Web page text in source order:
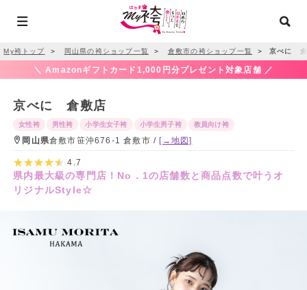
My袴トップ ＞ 岡山県の袴ショップ一覧 ＞ 倉敷市の袴ショップ一覧 ＞ 京べに
＼ Amazonギフトカード1,000円分プレゼント対象店舗 ／
京べに 倉敷店
女性袴 男性袴 小学生女子袴 小学生男子袴 教員向け袴
岡山県倉敷市笹沖676-1 倉敷市 /[→地図]
4.7
県内最大級の専門店！No．1の店舗数と商品点数で叶うオ
リジナルStyle☆